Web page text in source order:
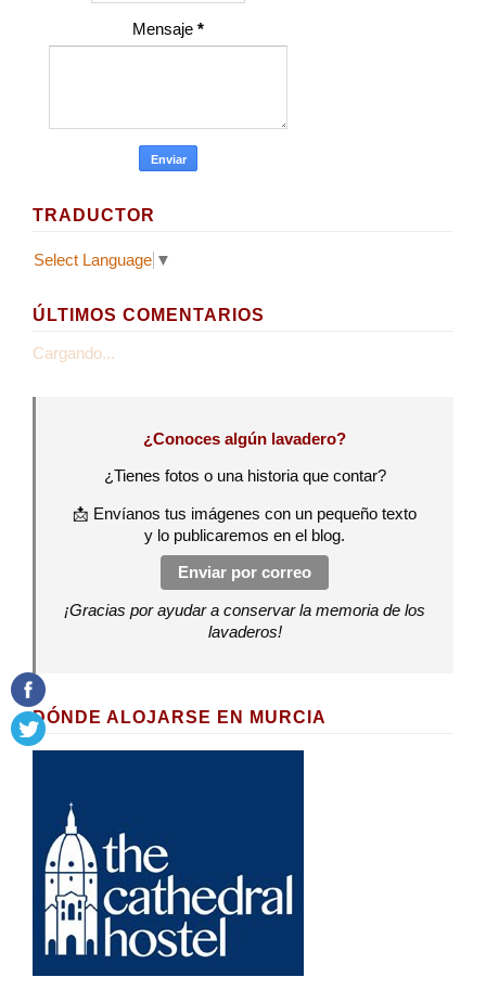
Mensaje *
TRADUCTOR
Select Language ▼
ÚLTIMOS COMENTARIOS
Cargando...
¿Conoces algún lavadero?
¿Tienes fotos o una historia que contar?
📩 Envíanos tus imágenes con un pequeño texto
y lo publicaremos en el blog.
Enviar por correo
¡Gracias por ayudar a conservar la memoria de los
lavaderos!
DÓNDE ALOJARSE EN MURCIA